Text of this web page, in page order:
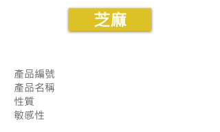
芝麻
產品編號
產品名稱
性質
敏感性